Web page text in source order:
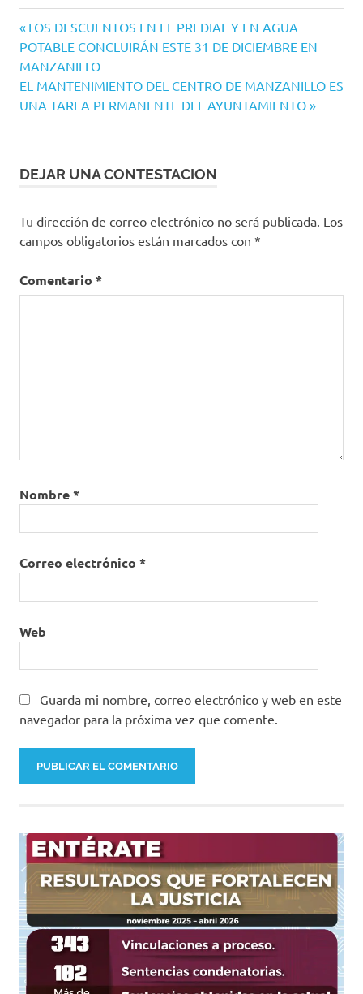
Navegación
de
entradas
Entrada
anterior:
LOS DESCUENTOS EN EL PREDIAL Y EN AGUA
POTABLE CONCLUIRÁN ESTE 31 DE DICIEMBRE EN
MANZANILLO
Siguiente
entrada:
EL MANTENIMIENTO DEL CENTRO DE MANZANILLO ES
UNA TAREA PERMANENTE DEL AYUNTAMIENTO
DEJAR UNA CONTESTACION
Tu dirección de correo electrónico no será publicada. Los
campos obligatorios están marcados con *
Comentario *
Nombre*
Correo electrónico *
Web
Guarda mi nombre, correo electrónico y web en este
navegador para la próxima vez que comente.